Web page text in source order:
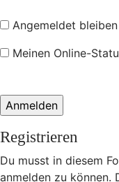
Angemeldet bleiben
Meinen Online-
Registrieren
Du musst in diesem
anmelden zu können.